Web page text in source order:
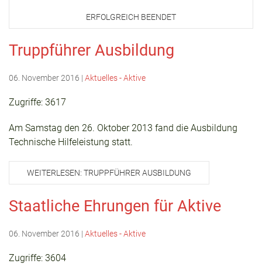
ERFOLGREICH BEENDET
Truppführer Ausbildung
06. November 2016 | Aktuelles - Aktive
Zugriffe: 3617
Am Samstag den 26. Oktober 2013 fand die Ausbildung
Technische Hilfeleistung statt.
WEITERLESEN: TRUPPFÜHRER AUSBILDUNG
Staatliche Ehrungen für Aktive
06. November 2016 | Aktuelles - Aktive
Zugriffe: 3604